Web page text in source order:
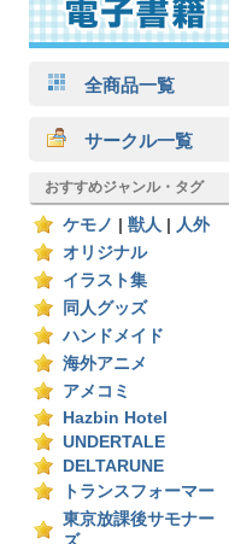
全商品一覧
サークル一覧
おすすめジャンル・タグ
ケモノ 獣人
人外
オリジナル
イラスト集
同人グッズ
ハンドメイド
海外アニメ
アメコミ
Hazbin Hotel
UNDERTALE
DELTARUNE
トランスフォーマー
東京放課後サモナー